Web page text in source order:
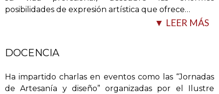
vidrio industrial cuando tan sólo tenía 17 años; su
creatividad, dilatada experiencia y afán de superación
le llevaron a crear su propio taller de vidrio artístico
mundo del vidrio en Canarias, y desde hace algunos
años, realiza el asesoramiento técnico al Cabildo de
posibilidades de expresión artística que ofrece…
▼ LEER MÁS
DOCENCIA
Ha impartido charlas en eventos como las “Jornadas
de Artesanía y diseño” organizadas por el Ilustre